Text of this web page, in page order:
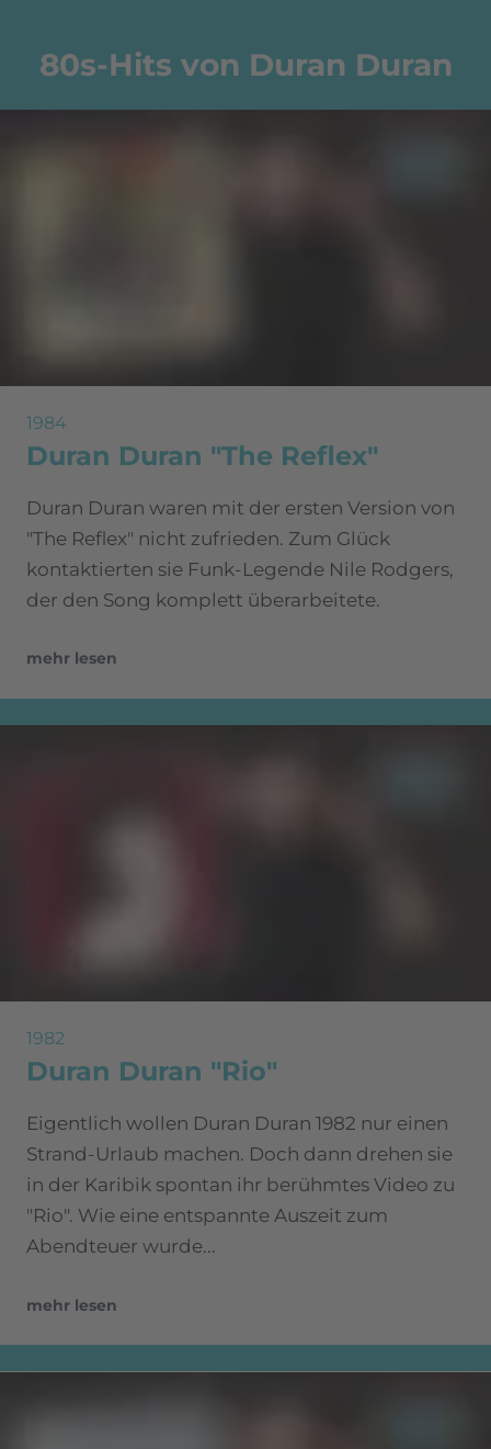
80s-Hits von Duran Duran
1984
Duran Duran "The Reflex"
Duran Duran waren mit der ersten Version von
"The Reflex" nicht zufrieden. Zum Glück
kontaktierten sie Funk-Legende Nile Rodgers,
der den Song komplett überarbeitete.
mehr lesen
1982
Duran Duran "Rio"
Eigentlich wollen Duran Duran 1982 nur einen
Strand-Urlaub machen. Doch dann drehen sie
in der Karibik spontan ihr berühmtes Video zu
"Rio". Wie eine entspannte Auszeit zum
Abendteuer wurde...
mehr lesen